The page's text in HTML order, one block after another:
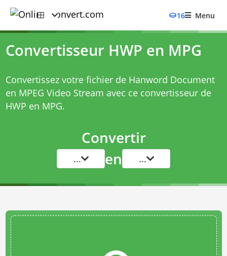
16 Menu
Convertisseur HWP en MPG
Convertissez votre fichier de Hanword Document
en MPEG Video Stream avec ce convertisseur de
HWP en MPG.
Convertir
... en ...